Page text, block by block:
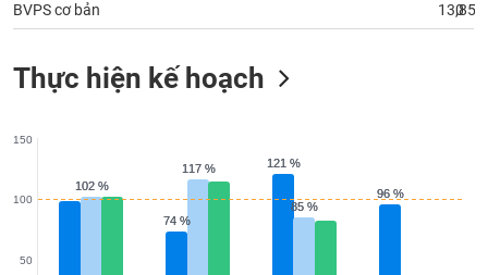
BVPS cơ bản 13,852
0
Thực hiện kế hoạch
74 %
74 %
121 %
121 %
96 %
96 %
102 %
102 %
117 %
117 %
85 %
85 %
50
100
150